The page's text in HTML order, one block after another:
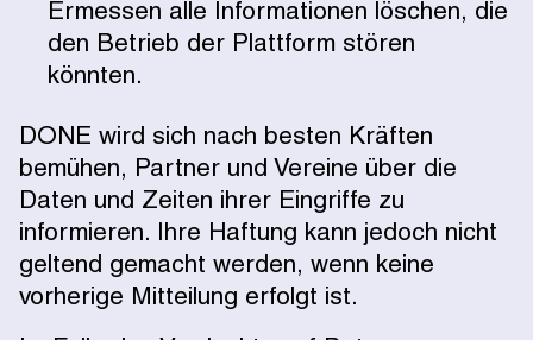
Ermessen alle Informationen löschen, die
den Betrieb der Plattform stören
könnten.
DONE wird sich nach besten Kräften
bemühen, Partner und Vereine über die
Daten und Zeiten ihrer Eingriffe zu
informieren. Ihre Haftung kann jedoch nicht
geltend gemacht werden, wenn keine
vorherige Mitteilung erfolgt ist.